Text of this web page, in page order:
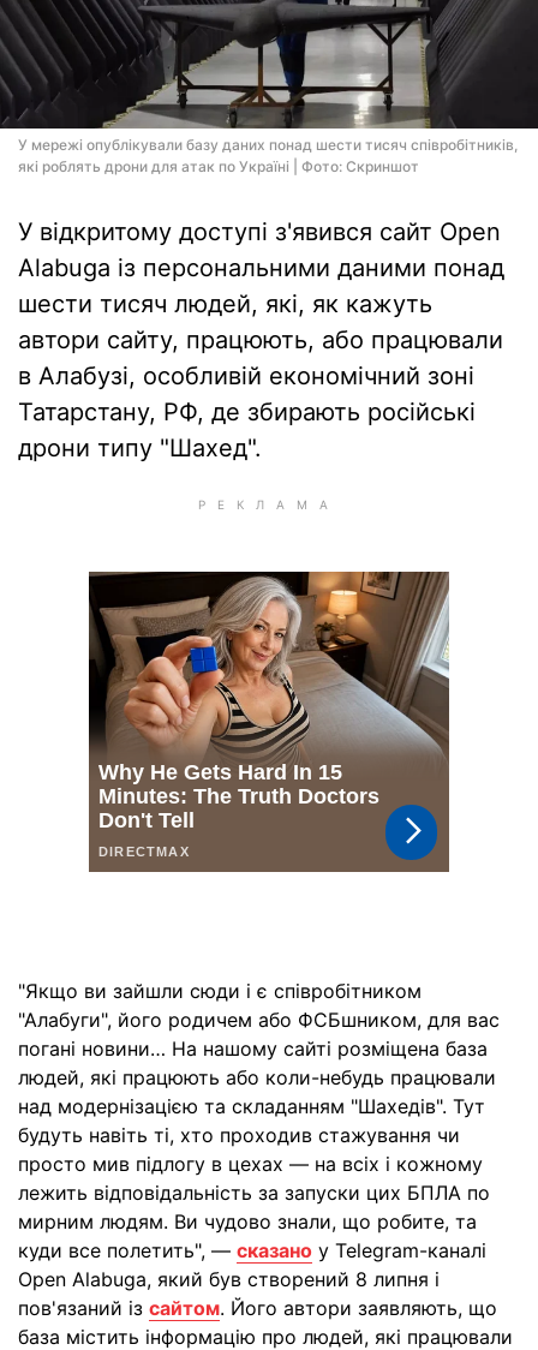
У мережі опублікували базу даних понад шести тисяч співробітників,
які роблять дрони для атак по Україні | Фото: Скриншот
У відкритому доступі з'явився сайт Open
Alabuga із персональними даними понад
шести тисяч людей, які, як кажуть
автори сайту, працюють, або працювали
в Алабузі, особливій економічний зоні
Татарстану, РФ, де збирають російські
дрони типу "Шахед".
"Якщо ви зайшли сюди і є співробітником
"Алабуги", його родичем або ФСБшником, для вас
погані новини… На нашому сайті розміщена база
людей, які працюють або коли-небудь працювали
над модернізацією та складанням "Шахедів". Тут
будуть навіть ті, хто проходив стажування чи
просто мив підлогу в цехах — на всіх і кожному
лежить відповідальність за запуски цих БПЛА по
мирним людям. Ви чудово знали, що робите, та
куди все полетить", — сказано у Telegram-каналі
Open Alabuga, який був створений 8 липня і
пов'язаний із сайтом. Його автори заявляють, що
база містить інформацію про людей, які працювали